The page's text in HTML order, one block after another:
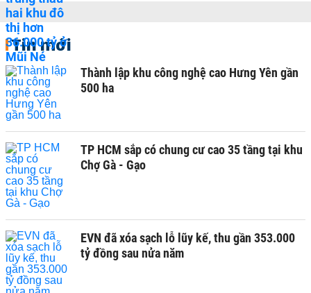
Tin mới
Thành lập khu công nghệ cao Hưng Yên gần
500 ha
TP HCM sắp có chung cư cao 35 tầng tại khu
Chợ Gà - Gạo
EVN đã xóa sạch lỗ lũy kế, thu gần 353.000
tỷ đồng sau nửa năm